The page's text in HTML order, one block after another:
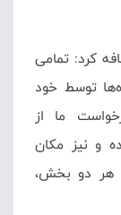
کرد: تمامی
توسط خود
ما از
و نیز مکان
هر دو بخش،